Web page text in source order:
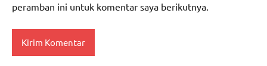
peramban ini untuk komentar saya berikutnya.